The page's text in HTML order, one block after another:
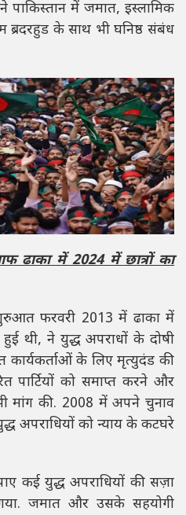
में जमात, इस्लामिक
ब्रदरहुड के साथ भी घनिष्ठ संबंध
ढाका में 2024 में छात्रों का
फरवरी 2013 में ढाका में
हुई थी, ने युद्ध अपराधों के दोषी
के लिए मृत्युदंड की
पार्टियों को समाप्त करने और
मांग की. 2008 में अपने चुनाव
अपराधियों को न्याय के कटघरे
कई युद्ध अपराधियों की सज़ा
जमात और उसके सहयोगी